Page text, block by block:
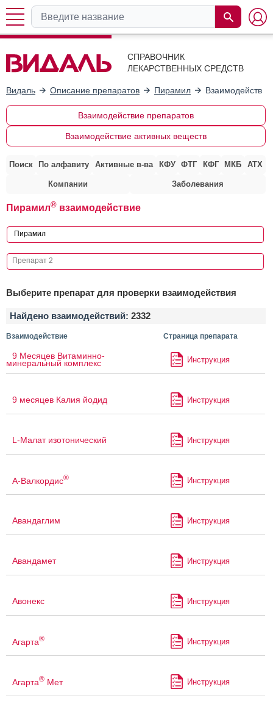
СПРАВОЧНИК
ЛЕКАРСТВЕННЫХ СРЕДСТВ
Видаль Описание препаратов Пирамил
Взаимодействие препаратов
Взаимодействие активных веществ
Поиск По алфавиту Активные в-ва КФУ ФТГ КФГ МКБ АТХ
Компании Заболевания
Пирамил® взаимодействие
Выберите препарат для проверки взаимодействия
Найдено взаимодействий: 2332
Взаимодействие Страница препарата
9 Месяцев Витаминно-
минеральный комплекс Инструкция
9 месяцев Калия йодид Инструкция
L-Малат изотонический Инструкция
А-Валкордис® Инструкция
Авандаглим Инструкция
Авандамет Инструкция
Авонекс Инструкция
Агарта® Инструкция
Агарта® Мет Инструкция